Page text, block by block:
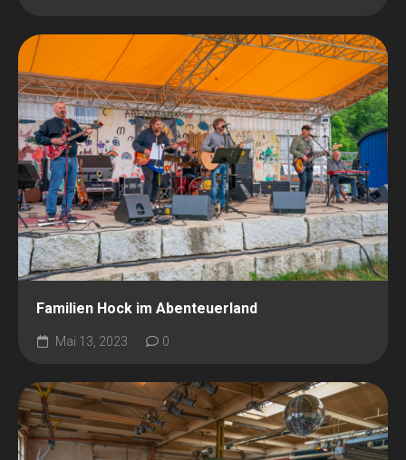
Familien Hock im Abenteuerland
Mai 13, 2023 0